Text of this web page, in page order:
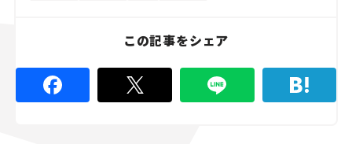
%
この記事をシェア